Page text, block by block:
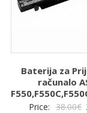
Baterija za
računalo
Price: 38.00€